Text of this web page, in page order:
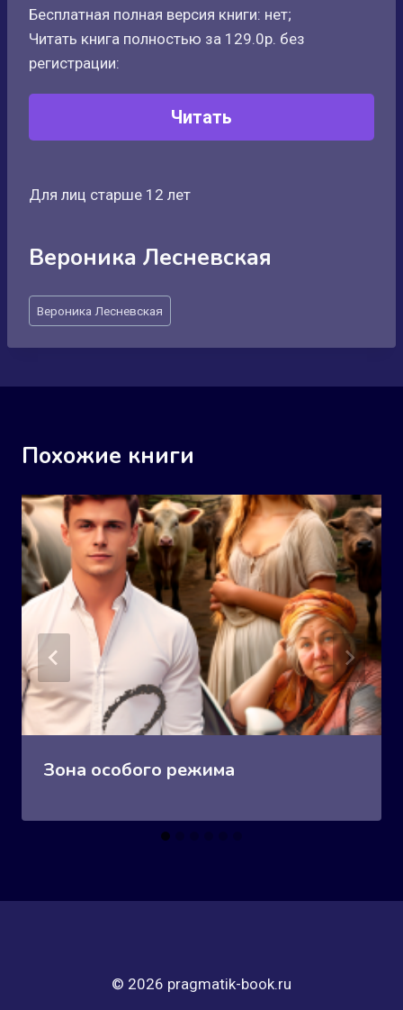
Бесплатная полная версия книги: нет;
Читать книга полностью за 129.0р. без
регистрации:
Читать
Для лиц старше 12 лет
Вероника Лесневская
Метки
записи:
Вероника Лесневская
Похожие книги
Зона особого режима
© 2026 pragmatik-book.ru